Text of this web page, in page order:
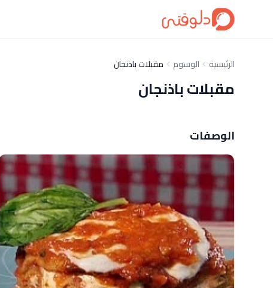
الرئيسية الوسوم مقبلات باذنجان
مقبلات باذنجان
الوصفات